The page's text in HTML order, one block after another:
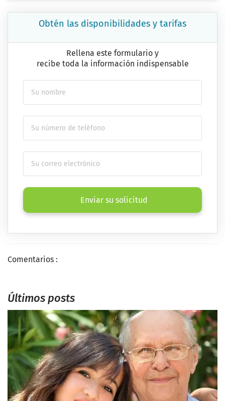
Obtén las disponibilidades y tarifas
Rellena este formulario y
recibe toda la información indispensable
Enviar su solicitud
Comentarios :
Últimos posts